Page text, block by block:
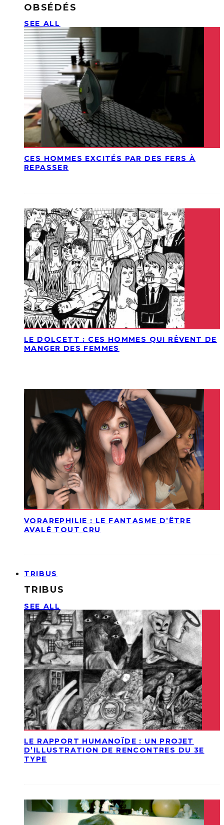
OBSÉDÉS
SEE ALL
CES HOMMES EXCITÉS PAR DES FERS À
REPASSER
LE DOLCETT : CES HOMMES QUI RÊVENT DE
MANGER DES FEMMES
VORAREPHILIE : LE FANTASME D’ÊTRE
AVALÉ TOUT CRU
TRIBUS
TRIBUS
SEE ALL
LE RAPPORT HUMANOÏDE : UN PROJET
D’ILLUSTRATION DE RENCONTRES DU 3E
TYPE